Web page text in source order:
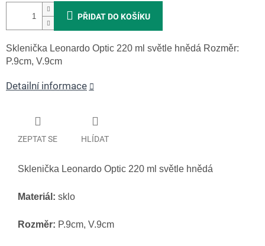
PŘIDAT DO KOŠÍKU
Sklenička Leonardo Optic 220 ml světle hnědá Rozměr:
P.9cm, V.9cm
Detailní informace
ZEPTAT SE HLÍDAT
Sklenička Leonardo Optic 220 ml světle hnědá
Materiál: sklo
Rozměr: P.9cm, V.9cm